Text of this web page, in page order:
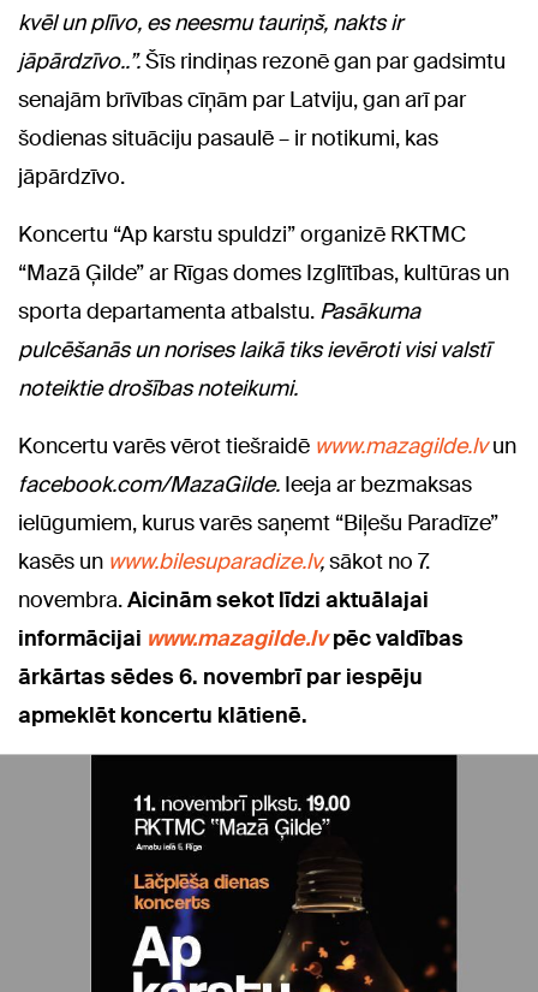
kvēl un plīvo, es neesmu tauriņš, nakts ir
jāpārdzīvo..”.Šīs rindiņas rezonē gan par gadsimtu
senajām brīvības cīņām par Latviju, gan arī par
šodienas situāciju pasaulē – ir notikumi, kas
jāpārdzīvo.
Koncertu “Ap karstu spuldzi” organizē RKTMC
“Mazā Ģilde” ar Rīgas domes Izglītības, kultūras un
sporta departamenta atbalstu. Pasākuma
pulcēšanās un norises laikā tiks ievēroti visi valstī
noteiktie drošības noteikumi.
Koncertu varēs vērot tiešraidē www.mazagilde.lv un
facebook.com/MazaGilde. Ieeja ar bezmaksas
ielūgumiem, kurus varēs saņemt “Biļešu Paradīze”
kasēs un www.bilesuparadize.lv,sākot no 7.
novembra.Aicinām sekot līdzi aktuālajai
informācijai www.mazagilde.lv pēc valdības
ārkārtas sēdes 6. novembrī par iespēju
apmeklēt koncertu klātienē.